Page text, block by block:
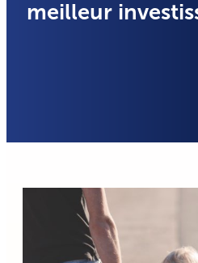
meilleur